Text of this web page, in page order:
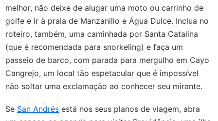
melhor, não deixe de alugar uma moto ou carrinho de
golfe e ir à praia de Manzanillo e Água Dulce. Inclua no
roteiro, também, uma caminhada por Santa Catalina
(que é recomendada para snorkeling) e faça um
passeio de barco, com parada para mergulho em Cayo
Cangrejo, um local tão espetacular que é impossível
não soltar uma exclamação ao conhecer seu mirante.
Se San Andrés está nos seus planos de viagem, abra